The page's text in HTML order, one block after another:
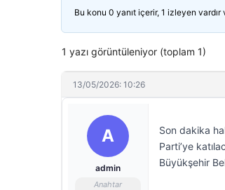
Bu konu 0 yanıt içerir, 1 izleyen vardır
1 yazı görüntüleniyor (toplam 1)
13/05/2026: 10:26
A
admin
Anahtar
Son dakika
Parti’ye
Büyükşehir